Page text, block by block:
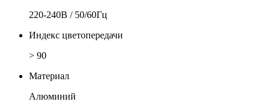
220-240В / 50/60Гц
Индекс цветопередачи
> 90
Материал
Алюминий